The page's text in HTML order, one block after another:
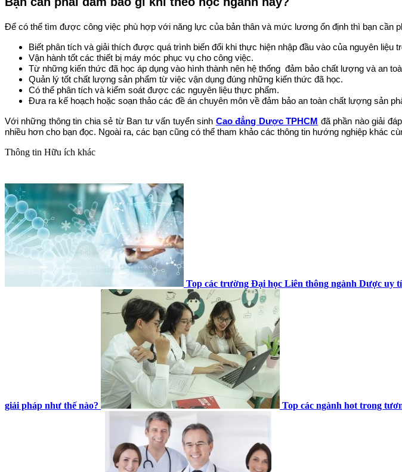
Để có thể tìm được công việc phù hợp với năng lực của bản thân và mức lương ổn định thì bạn cần
Biết phân tích và giải thích được quá trình biến đổi khi thực hiện nhập đầu vào của nguyên liệu
Vận hành tốt các thiết bị máy móc phục vụ cho công việc.
Từ những kiến thức đã học áp dụng vào hình thành nên hệ thống đảm bảo chất lượng và an
Quản lý tốt chất lượng sản phẩm từ việc vận dụng đúng những kiến thức đã học.
Có thể phân tích và kiểm soát được các nguyên liệu thực phẩm.
Đưa ra kế hoạch hoặc soạn thảo các đề án chuyên môn về đảm bảo an toàn chất lượng sản
Với những thông tin chia sẻ từ Ban tư vấn tuyển sinh Cao đẳng Dược TPHCM đã phần nào giải
nhiều hơn cho bạn đọc. Ngoài ra, các bạn cũng có thể tham khảo các thông tin hướng nghiệp khác
Thông tin Hữu ích khác
Top các trường Đại học Liên thông ngành Dược uy
giải pháp như thế nào? Top các ngành hot trong